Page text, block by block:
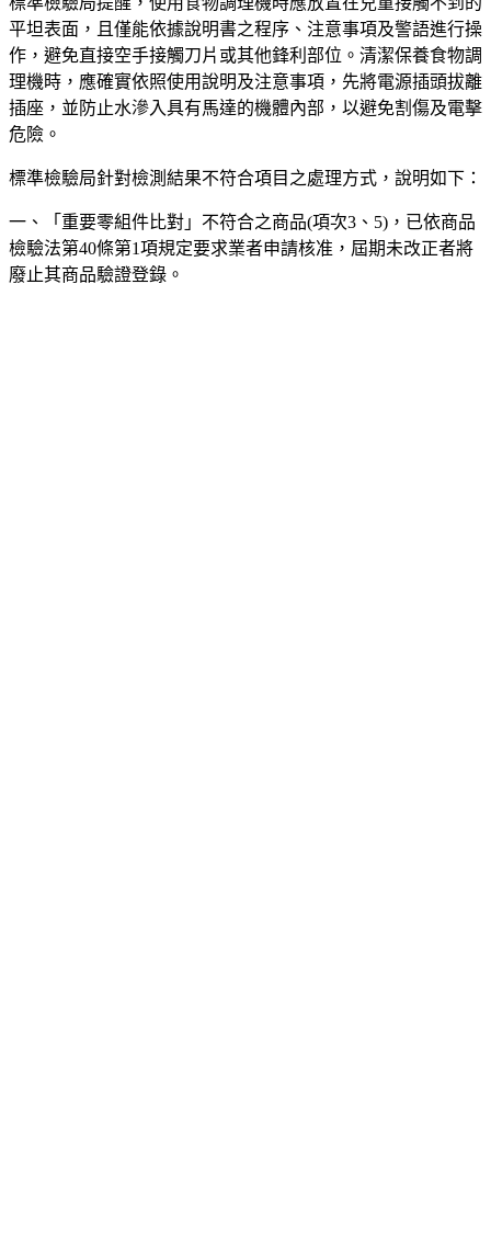
平坦表面，且僅能依據說明書之程序、注意事項及警語進行操
作，避免直接空手接觸刀片或其他鋒利部位。清潔保養食物調
理機時，應確實依照使用說明及注意事項，先將電源插頭拔離
插座，並防止水滲入具有馬達的機體內部，以避免割傷及電擊
危險。
標準檢驗局針對檢測結果不符合項目之處理方式，說明如下：
一、「重要零組件比對」不符合之商品(項次3、5)，已依商品
檢驗法第40條第1項規定要求業者申請核准，屆期未改正者將
廢止其商品驗證登錄。